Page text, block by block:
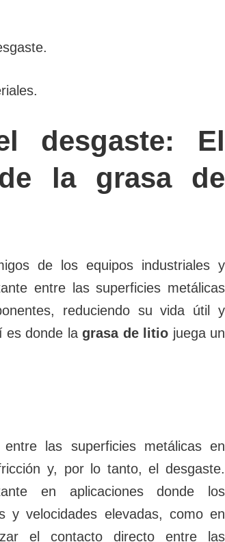
desgaste: El
la grasa de
de los equipos industriales y
entre las superficies metálicas
reduciendo su vida útil y
es donde lagrasa de litio juega un
las superficies metálicas en
y, por lo tanto, el desgaste.
en aplicaciones donde los
y velocidades elevadas, como en
el contacto directo entre las